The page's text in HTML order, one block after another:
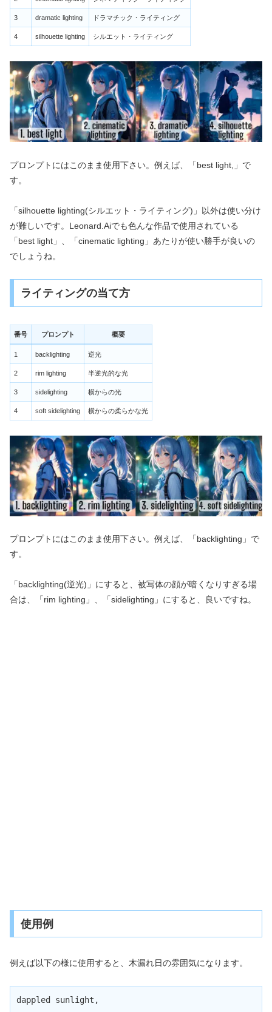
3 dramatic lighting ドラマチック・ライティング
4 silhouette lighting シルエット・ライティング
プロンプトにはこのまま使用下さい。例えば、「best light,」で
す。
「silhouette lighting(シルエット・ライティング)」以外は使い分け
が難しいです。Leonard.Aiでも色んな作品で使用されている
「best light」、「cinematic lighting」あたりが使い勝手が良いの
でしょうね。
ライティングの当て方
番号 プロンプト 概要
1 backlighting 逆光
2 rim lighting 半逆光的な光
3 sidelighting 横からの光
4 soft sidelighting 横からの柔らかな光
プロンプトにはこのまま使用下さい。例えば、「backlighting」で
す。
「backlighting(逆光)」にすると、被写体の顔が暗くなりすぎる場
合は、「rim lighting」、「sidelighting」にすると、良いですね。
使用例
例えば以下の様に使用すると、木漏れ日の雰囲気になります。
dappled sunlight,